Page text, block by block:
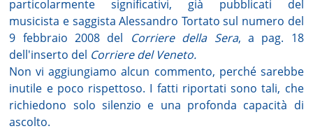
particolarmente significativi, già pubblicati del
musicista e saggista Alessandro Tortato sul numero del
9 febbraio 2008 del Corriere della Sera, a pag. 18
dell'inserto del Corriere del Veneto.
Non vi aggiungiamo alcun commento, perché sarebbe
inutile e poco rispettoso. I fatti riportati sono tali, che
richiedono solo silenzio e una profonda capacità di
ascolto.